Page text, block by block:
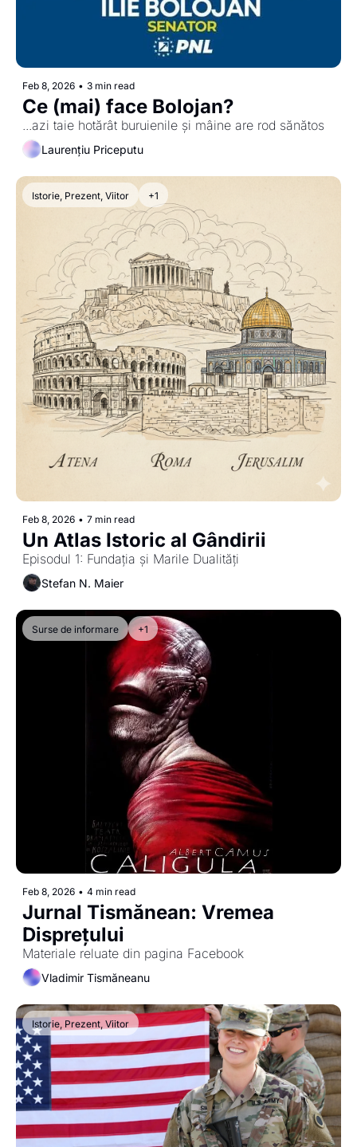
Feb 8, 2026 • 3 min read
Ce (mai) face Bolojan?
...azi taie hotărât buruienile și mâine are rod sănătos
Laurențiu Priceputu
Istorie, Prezent, Viitor +1
Feb 8, 2026 • 7 min read
Un Atlas Istoric al Gândirii
Episodul 1: Fundația și Marile Dualități
Stefan N. Maier
Surse de informare +1
Feb 8, 2026 • 4 min read
Jurnal Tismănean: Vremea
Disprețului
Materiale reluate din pagina Facebook
Vladimir Tismăneanu
Istorie, Prezent, Viitor